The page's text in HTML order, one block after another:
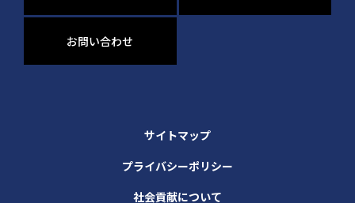
お問い合わせ
サイトマップ
プライバシーポリシー
社会貢献について